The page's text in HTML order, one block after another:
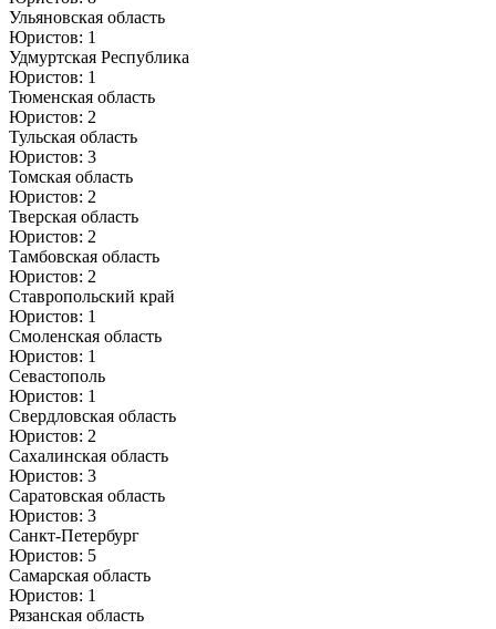
Ульяновская область
Юристов: 1
Удмуртская Республика
Юристов: 1
Тюменская область
Юристов: 2
Тульская область
Юристов: 3
Томская область
Юристов: 2
Тверская область
Юристов: 2
Тамбовская область
Юристов: 2
Ставропольский край
Юристов: 1
Смоленская область
Юристов: 1
Севастополь
Юристов: 1
Свердловская область
Юристов: 2
Сахалинская область
Юристов: 3
Саратовская область
Юристов: 3
Санкт-Петербург
Юристов: 5
Самарская область
Юристов: 1
Рязанская область